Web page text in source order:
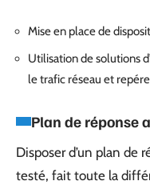
Mise en place de
Utilisation de solutions
le trafic réseau et
Plan de réponse
Disposer d’un plan de
testé, fait toute la